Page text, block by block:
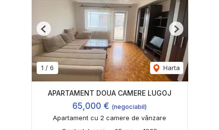
1 / 6 Harta
Previous Next
APARTAMENT DOUA CAMERE LUGOJ
65,000 € (negociabil)
Apartament cu 2 camere de vânzare